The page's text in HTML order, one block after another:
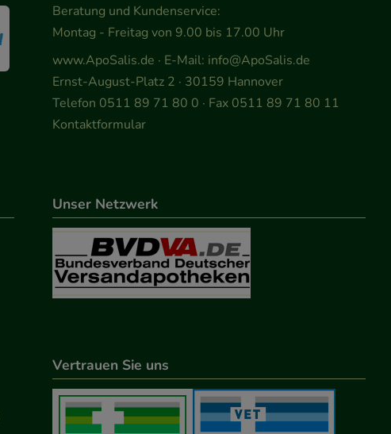
Beratung und Kundenservice:
Montag - Freitag von 9.00 bis 17.00 Uhr
www.ApoSalis.de · E-Mail: info@ApoSalis.de
Ernst-August-Platz 2 · 30159 Hannover
Telefon 0511 89 71 80 0 · Fax 0511 89 71 80 11
Kontaktformular
Unser Netzwerk
Vertrauen Sie uns